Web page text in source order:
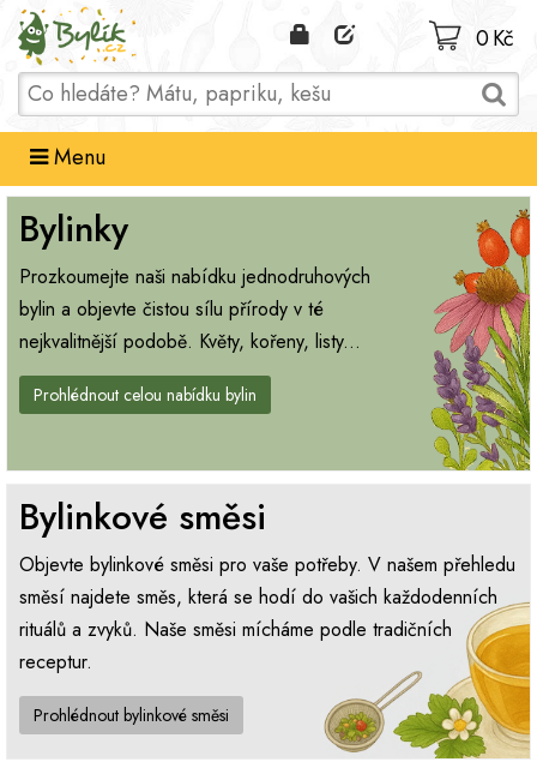
Domů
0 Kč
Menu
Bylinky
Prozkoumejte naši nabídku jednodruhových
bylin a objevte čistou sílu přírody v té
nejkvalitnější podobě. Květy, kořeny, listy...
Prohlédnout celou nabídku bylin
Bylinkové směsi
Objevte bylinkové směsi pro vaše potřeby. V našem přehledu
směsí najdete směs, která se hodí do vašich každodenních
rituálů a zvyků. Naše směsi mícháme podle tradičních
receptur.
Prohlédnout bylinkové směsi